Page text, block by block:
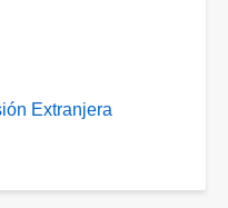
Extranjera